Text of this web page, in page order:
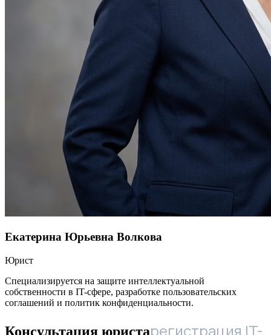
Екатерина Юрьевна Волкова
Юрист
Специализируется на защите интеллектуальной
собственности в IT-сфере, разработке пользовательских
соглашений и политик конфиденциальности.
Консультация юристарегистрация IT-